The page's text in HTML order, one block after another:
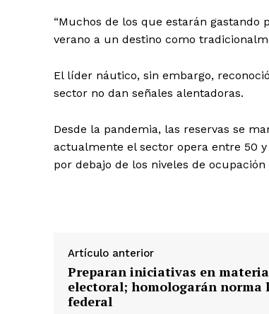
“Muchos de los que estarán
verano a un destino como
El líder náutico, sin embargo,
sector no dan señales alentadoras.
Desde la pandemia, las reservas se
actualmente el sector opera entre 50
por debajo de los niveles de
Artículo anterior
Preparan iniciativas en materia
electoral; homologarán norma
federal